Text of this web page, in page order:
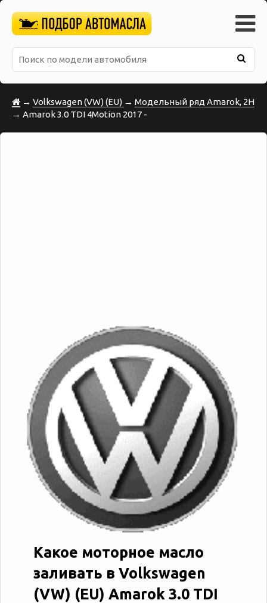
→ Volkswagen (VW) (EU) → Модельный ряд Amarok, 2H
→ Amarok 3.0 TDI 4Motion 2017 -
Какое моторное масло
заливать в Volkswagen
(VW) (EU) Amarok 3.0 TDI